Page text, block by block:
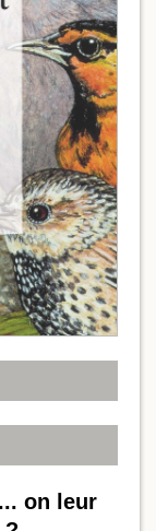
on leur